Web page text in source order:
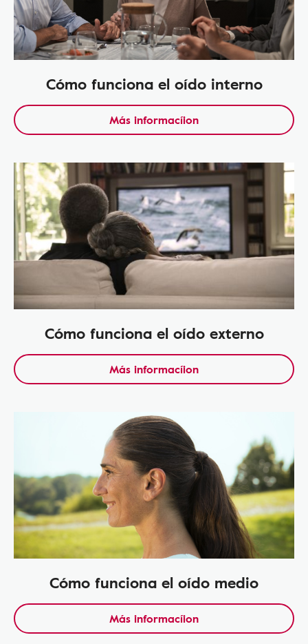
Cómo funciona el oído interno
Más informacíion
Cómo funciona el oído externo
Más informacíion
Cómo funciona el oído medio
Más informacíion